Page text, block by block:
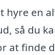
hyre en
så du
at finde